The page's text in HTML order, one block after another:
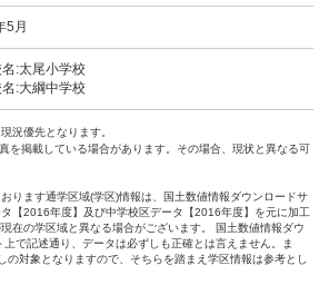
5月
:太尾小学校
:大綱中学校
況優先となります。
を掲載している場合があります。その場合、現状と異なる可
ります通学区域(学区)情報は、国土数値情報ダウンロードサ
【2016年度】及び中学校区データ【2016年度】を元に加工
在の学区域と異なる場合がございます。 国土数値情報ダウ
で記述通り、データは必ずしも正確とは言えません。ま
の対象となりますので、そちらを踏まえ学区情報は参考とし